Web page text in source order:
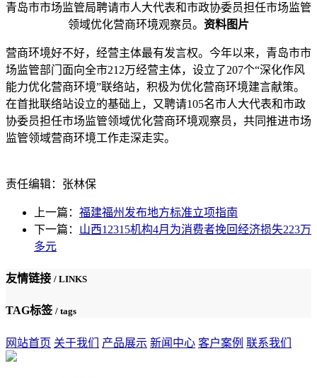
青岛市市场监管局聘请市人大代表和市政协委员担任市场监管
领域优化营商环境观察员。 资料图片
营商环境好不好，经营主体最有发言权。今年以来，青岛市市
场监管部门面向全市212万经营主体，设立了207个“深化作风
能力优化营商环境”联络站，积极为优化营商环境建言献策。
在首批联络站设立的基础上，又聘请105名市人大代表和市政
协委员担任市场监管领域优化营商环境观察员，共同推进市场
监管领域营商环境工作走深走实。
责任编辑：张林保
上一篇： 福建福州发布地方标准立项指南
下一篇： 山西12315机构4月为消费者挽回经济损失223万
多元
友情链接 / LINKS
TAG标签 / tags
网站首页 关于我们 产品展示 新闻中心 客户案例 联系我们